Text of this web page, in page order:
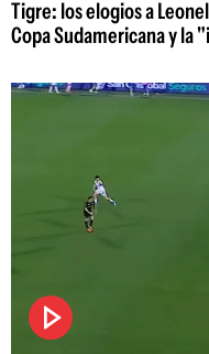
Tigre: los elogios a
Copa Sudamericana y la